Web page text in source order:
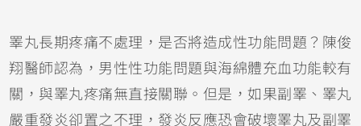
睪丸長期疼痛不處理，是否將造成性功能問題？陳俊
翔醫師認為，男性性功能問題與海綿體充血功能較有
關，與睪丸疼痛無直接關聯。但是，如果副睪、睪丸
嚴重發炎卻置之不理，發炎反應恐會破壞睪丸及副睪